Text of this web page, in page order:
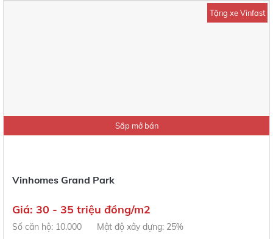
Tặng xe Vinfast
Sắp mở bán
Vinhomes Grand Park
Giá: 30 - 35 triệu đồng/m2
Số căn hộ: 10.000 Mật độ xây dựng: 25%